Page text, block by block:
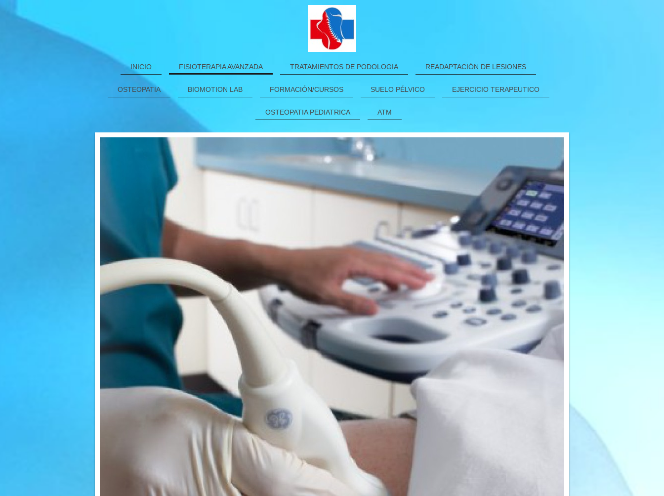
INICIO FISIOTERAPIA AVANZADA TRATAMIENTOS DE PODOLOGIA READAPTACIÓN DE LESIONES
OSTEOPATIA BIOMOTION LAB FORMACIÓN/CURSOS SUELO PÉLVICO EJERCICIO TERAPEUTICO
OSTEOPATIA PEDIATRICA ATM